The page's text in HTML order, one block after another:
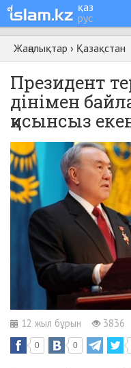
қаз
рус
Жаңалықтар › Қазақстан
Президент
дінімен
қисынсыз
12 жыл бұрын 3836
0 0